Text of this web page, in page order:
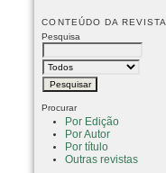
CONTEÚDO DA REVISTA
Pesquisa
Procurar
Por Edição
Por Autor
Por título
Outras revistas